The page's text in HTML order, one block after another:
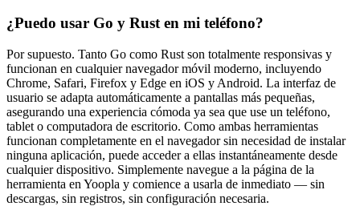
¿Puedo usar Go y Rust en mi teléfono?
Por supuesto. Tanto Go como Rust son totalmente responsivas y
funcionan en cualquier navegador móvil moderno, incluyendo
Chrome, Safari, Firefox y Edge en iOS y Android. La interfaz de
usuario se adapta automáticamente a pantallas más pequeñas,
asegurando una experiencia cómoda ya sea que use un teléfono,
tablet o computadora de escritorio. Como ambas herramientas
funcionan completamente en el navegador sin necesidad de instalar
ninguna aplicación, puede acceder a ellas instantáneamente desde
cualquier dispositivo. Simplemente navegue a la página de la
herramienta en Yoopla y comience a usarla de inmediato — sin
descargas, sin registros, sin configuración necesaria.